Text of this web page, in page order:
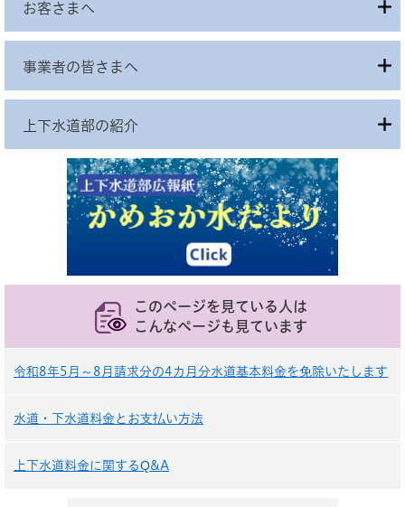
お客さまへ
事業者の皆さまへ
上下水道部の紹介
このページを見ている人は
こんなページも見ています
令和8年5月～8月請求分の4カ月分水道基本料金を免除いたします
水道・下水道料金とお支払い方法
上下水道料金に関するQ&A